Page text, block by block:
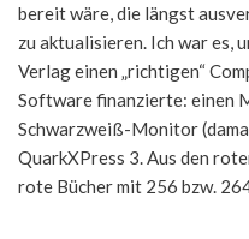
bereit wäre, die längst
zu aktualisieren. Ich war es,
Verlag einen „richtigen“
Software finanzierte: einen
Schwarzweiß-Monitor
QuarkXPress 3. Aus den
rote Bücher mit 256 bzw.